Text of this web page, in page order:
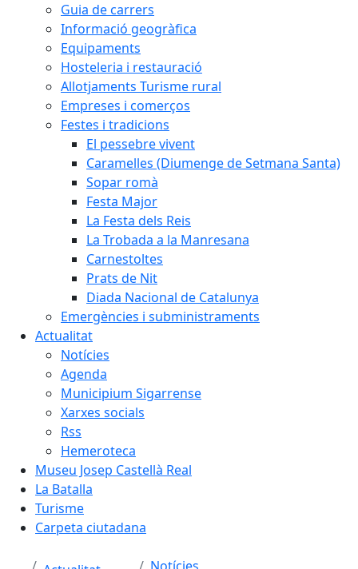
Guia de carrers
Informació geogràfica
Equipaments
Hosteleria i restauració
Allotjaments Turisme rural
Empreses i comerços
Festes i tradicions
El pessebre vivent
Caramelles (Diumenge de Setmana Santa)
Sopar romà
Festa Major
La Festa dels Reis
La Trobada a la Manresana
Carnestoltes
Prats de Nit
Diada Nacional de Catalunya
Emergències i subministraments
Actualitat
Notícies
Agenda
Municipium Sigarrense
Xarxes socials
Rss
Hemeroteca
Museu Josep Castellà Real
La Batalla
Turisme
Carpeta ciutadana